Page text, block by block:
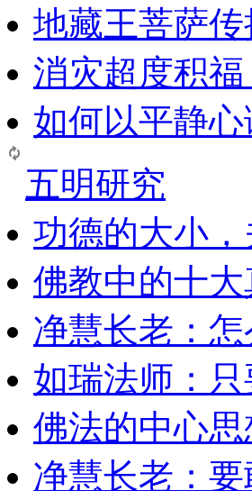
地藏王菩萨
消灾超度积
如何以平静
五明研究
功德的大小
佛教中的十
净慧长老：
如瑞法师：
佛法的中心
净慧长老：要